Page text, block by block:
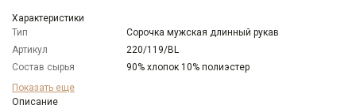
Характеристики
Тип
Сорочка мужская длинный рукав
Артикул
220/119/BL
Состав сырья
90% хлопок 10% полиэстер
Бренд
Модель
Показать еще
Описание